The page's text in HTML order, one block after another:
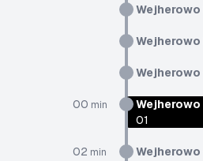
Wejherowo
Wejherowo
Wejherowo
00 min Wejherowo
01
02 min Wejherowo